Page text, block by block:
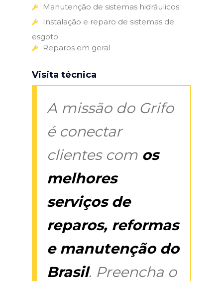
Manutenção de sistemas hidráulicos
Instalação e reparo de sistemas de
esgoto
Reparos em geral
Visita técnica
A missão do Grifo
é conectar
clientes com os
melhores
serviços de
reparos, reformas
e manutenção do
Brasil. Preencha o